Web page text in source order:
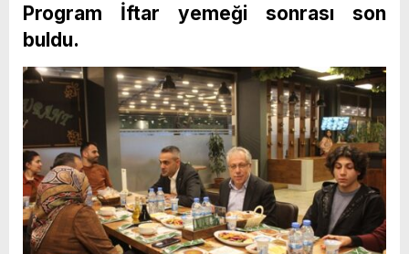
Program İftar yemeği sonrası son
buldu.